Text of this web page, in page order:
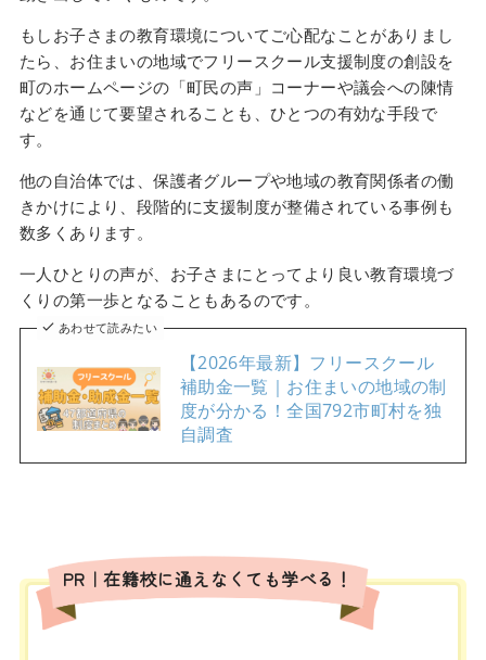
もしお子さまの教育環境についてご心配なことがありまし
たら、お住まいの地域でフリースクール支援制度の創設を
町のホームページの「町民の声」コーナーや議会への陳情
などを通じて要望されることも、ひとつの有効な手段で
す。
他の自治体では、保護者グループや地域の教育関係者の働
きかけにより、段階的に支援制度が整備されている事例も
数多くあります。
一人ひとりの声が、お子さまにとってより良い教育環境づ
くりの第一歩となることもあるのです。
あわせて読みたい
【2026年最新】フリースクール
補助金一覧｜お住まいの地域の制
度が分かる！全国792市町村を独
自調査
PR｜在籍校に通えなくても学べる！